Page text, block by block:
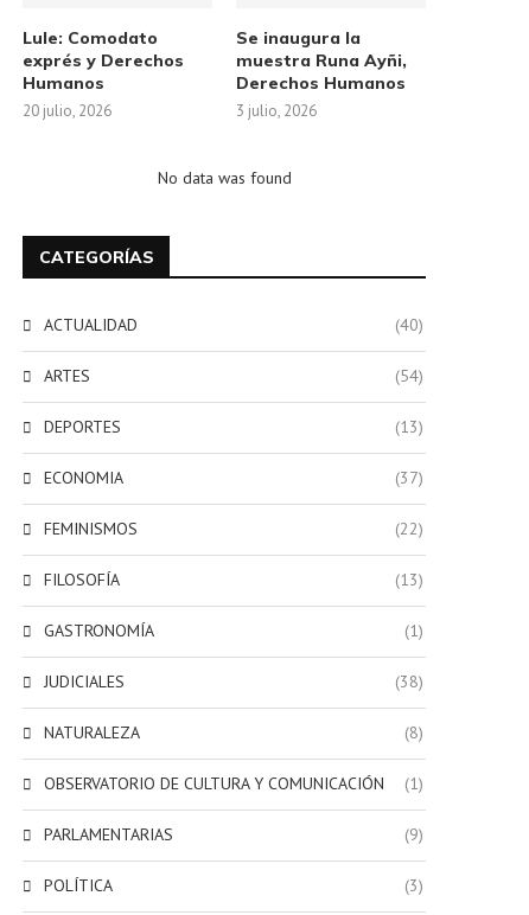
Lule: Comodato
exprés y Derechos
Humanos
20 julio, 2026
Se inaugura la
muestra Runa Ayñi,
Derechos Humanos
3 julio, 2026
No data was found
CATEGORÍAS
ACTUALIDAD (40)
ARTES (54)
DEPORTES (13)
ECONOMIA (37)
FEMINISMOS (22)
FILOSOFÍA (13)
GASTRONOMÍA (1)
JUDICIALES (38)
NATURALEZA (8)
OBSERVATORIO DE CULTURA Y COMUNICACIÓN (1)
PARLAMENTARIAS (9)
POLÍTICA (3)